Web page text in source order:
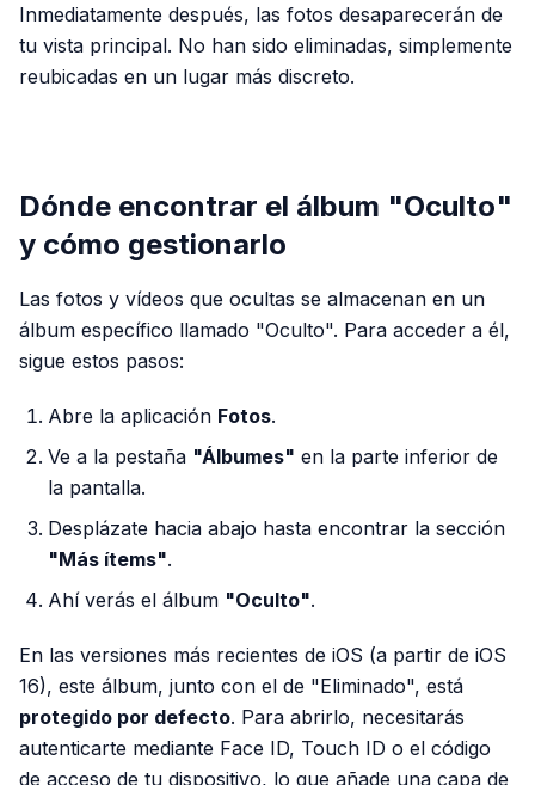
Inmediatamente después, las fotos desaparecerán de
tu vista principal. No han sido eliminadas, simplemente
reubicadas en un lugar más discreto.
Dónde encontrar el álbum "Oculto"
y cómo gestionarlo
Las fotos y vídeos que ocultas se almacenan en un
álbum específico llamado "Oculto". Para acceder a él,
sigue estos pasos:
Abre la aplicación Fotos.
Ve a la pestaña "Álbumes" en la parte inferior de
la pantalla.
Desplázate hacia abajo hasta encontrar la sección
"Más ítems".
Ahí verás el álbum "Oculto".
En las versiones más recientes de iOS (a partir de iOS
16), este álbum, junto con el de "Eliminado", está
protegido por defecto. Para abrirlo, necesitarás
autenticarte mediante Face ID, Touch ID o el código
de acceso de tu dispositivo, lo que añade una capa de